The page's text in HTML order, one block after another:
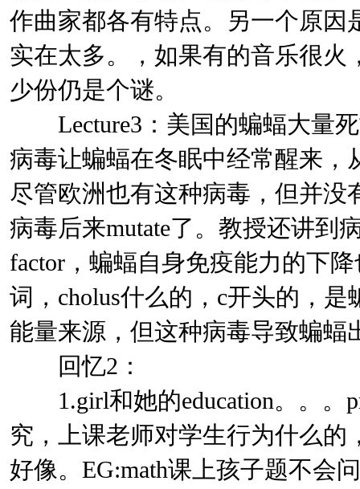
作曲家都各有特点。另一个原因
实在太多。，如果有的音乐很火
少份仍是个谜。
Lecture3：美国的蝙蝠大量死
病毒让蝙蝠在冬眠中经常醒来，
尽管欧洲也有这种病毒，但并没
病毒后来mutate了。教授还讲到
factor，蝙蝠自身免疫能力的下
词，cholus什么的，c开头的，
能量来源，但这种病毒导致蝙蝠
回忆2：
1.girl和她的education。。。
究，上课老师对学生行为什么
好像。EG:math课上孩子题不会